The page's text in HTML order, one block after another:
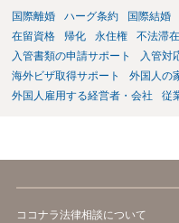
国際離婚 ハーグ条約 国際結婚
在留資格
帰化 永住権
不法滞
入管書類の申請サポート
入管対
海外ビザ取得サポート
外国人の
外国人雇用する経営者・会社
従
ココナラ法律相談について